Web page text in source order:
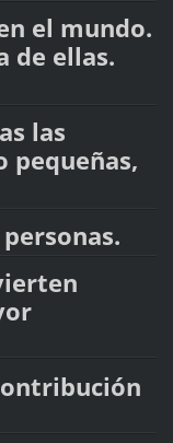
el mundo.
de ellas.
las
pequeñas,